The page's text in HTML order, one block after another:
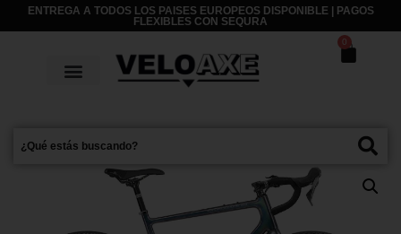
ENTREGA A TODOS LOS PAISES EUROPEOS DISPONIBLE | PAGOS
FLEXIBLES CON SEQURA
0